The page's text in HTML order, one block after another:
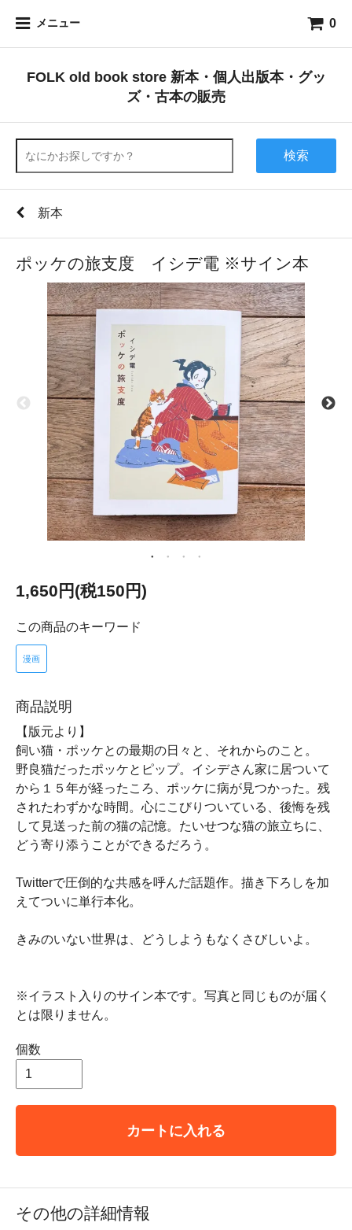
メニュー 0
FOLK old book store 新本・個人出版本・グッ
ズ・古本の販売
検索
新本
ポッケの旅支度 イシデ電 ※サイン本
1,650円(税150円)
この商品のキーワード
漫画
商品説明
【版元より】
飼い猫・ポッケとの最期の日々と、それからのこと。
野良猫だったポッケとピップ。イシデさん家に居ついて
から１５年が経ったころ、ポッケに病が見つかった。残
されたわずかな時間。心にこびりついている、後悔を残
して見送った前の猫の記憶。たいせつな猫の旅立ちに、
どう寄り添うことができるだろう。
Twitterで圧倒的な共感を呼んだ話題作。描き下ろしを加
えてついに単行本化。
きみのいない世界は、どうしようもなくさびしいよ。
※イラスト入りのサイン本です。写真と同じものが届く
とは限りません。
個数
カートに入れる
その他の詳細情報